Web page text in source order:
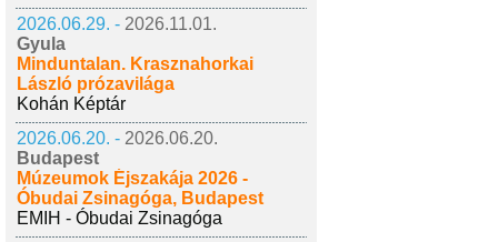
2026.06.29. - 2026.11.01.
Gyula
Minduntalan. Krasznahorkai
László prózavilága
Kohán Képtár
2026.06.20. - 2026.06.20.
Budapest
Múzeumok Éjszakája 2026 -
Óbudai Zsinagóga, Budapest
EMIH - Óbudai Zsinagóga